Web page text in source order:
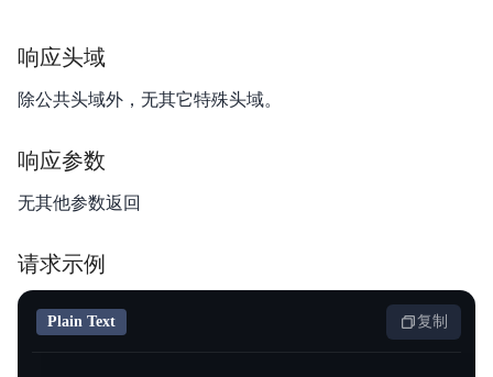
响应头域
除公共头域外，无其它特殊头域。
响应参数
无其他参数返回
请求示例
Plain Text 复制